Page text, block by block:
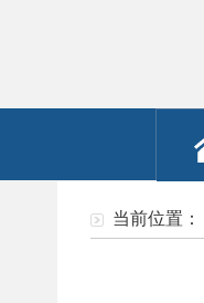
当前位置：